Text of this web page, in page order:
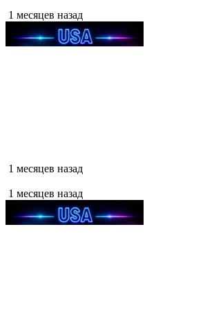
1 месяцев назад
1 месяцев назад
1 месяцев назад